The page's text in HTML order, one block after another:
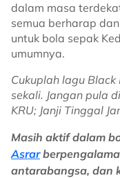
dalam masa
semua berharap
untuk bola sepak
umumnya.
Cukuplah lagu
sekali. Jangan pula
KRU; Janji Tinggal
Masih aktif dalam
Asrar
antarabangsa, dan